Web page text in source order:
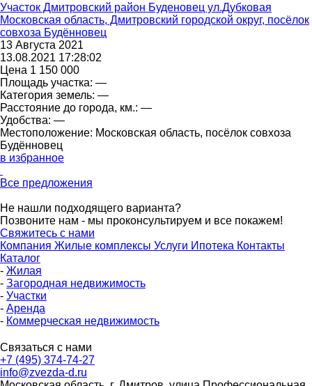
Участок Дмитровский район Буденовец ул.Дубковая
Московская область, Дмитровский городской округ, посёлок
совхоза Будённовец
13 Августа 2021
13.08.2021 17:28:02
Цена 1 150 000
Площадь участка: —
Категория земель: —
Расстояние до города, км.: —
Удобства: —
Местоположение: Московская область, посёлок совхоза
Будённовец
в избранное
Все предложения
Не нашли подходящего варианта?
Позвоните нам - мы проконсультируем и все покажем!
Свяжитесь с нами
Компания Жилые комплексы Услуги Ипотека Контакты
Каталог
- Жилая
- Загородная недвижимость
- Участки
- Аренда
- Коммерческая недвижимость
Связаться с нами
+7 (495) 374-74-27
info@zvezda-d.ru